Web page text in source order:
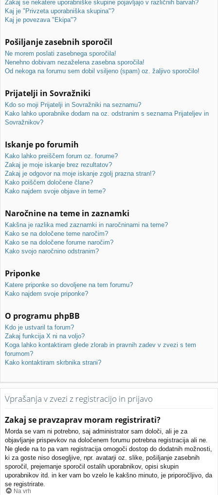
Zakaj se nekatere uporabniške skupine pojavljajo v različnih barvah?
Kaj je "Privzeta uporabniška skupina"?
Kaj je povezava "Ekipa"?
Pošiljanje zasebnih sporočil
Ne morem poslati zasebnega sporočila!
Nenehno dobivam nezaželena zasebna sporočila!
Od nekoga na forumu sem dobil vsiljeno (spam) oz. žaljivo sporočilo!
Prijatelji in Sovražniki
Kdo so moji Prijatelji in Sovražniki na seznamu?
Kako lahko uporabnike dodam na oz. odstranim s seznama Prijateljev in
Sovražnikov?
Iskanje po forumih
Kako lahko preiščem forum oz. forume?
Zakaj je moje iskanje brez rezultatov?
Zakaj je odgovor na moje iskanje zgolj prazna stran!?
Kako poiščem določene člane?
Kako najdem svoje objave in teme?
Naročnine na teme in zaznamki
Kakšna je razlika med zaznamki in naročninami na teme?
Kako se na določene teme naročim?
Kako se na določene forume naročim?
Kako svojo naročnino odstranim?
Priponke
Katere priponke so dovoljene na tem forumu?
Kako najdem svoje priponke?
O programu phpBB
Kdo je ustvaril ta forum?
Zakaj funkcija X ni na voljo?
Koga lahko kontaktiram glede zlorab in pravnih zadev v zvezi s tem
forumom?
Kako kontaktiram skrbnika strani?
Vprašanja v zvezi z registracijo in prijavo
Zakaj se pravzaprav moram registrirati?
Morda se vam ni potrebno, saj administrator sam določi, ali je za
objavljanje prispevkov na določenem forumu potrebna registracija ali ne.
Ne glede na to pa vam registracija omogoči dostop do dodatnih možnosti,
ki za goste niso dosegljive, npr. avatarji oz. slike, pošiljanje zasebnih
sporočil, prejemanje sporočil ostalih uporabnikov, opisi skupin
uporabnikov itd. in ker vam bo vzelo le kakšno minuto, je priporočljivo, da
se registrirate.
Na vrh